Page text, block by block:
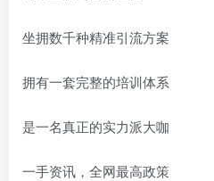
坐拥数千种精准引流方案
拥有一套完整的培训体系
是一名真正的实力派大咖
一手资讯，全网最高政策